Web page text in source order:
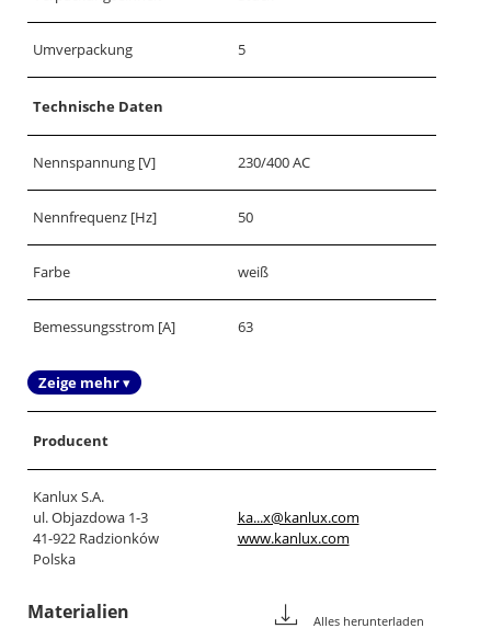
Umverpackung 5
Technische Daten
Nennspannung [V] 230/400 AC
Nennfrequenz [Hz] 50
Farbe weiß
Bemessungsstrom [A] 63
Zeige mehr ▾
Producent
Kanlux S.A.
ul. Objazdowa 1-3
41-922 Radzionków
Polska
ka...x@kanlux.com
www.kanlux.com
Materialien Alles herunterladen